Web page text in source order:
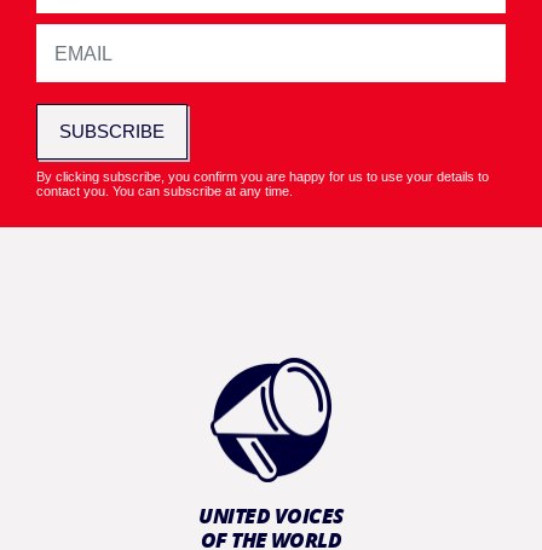
SUBSCRIBE
By clicking subscribe, you confirm you are happy for us to use your details to
contact you. You can subscribe at any time.
UNITED VOICES
OF THE WORLD